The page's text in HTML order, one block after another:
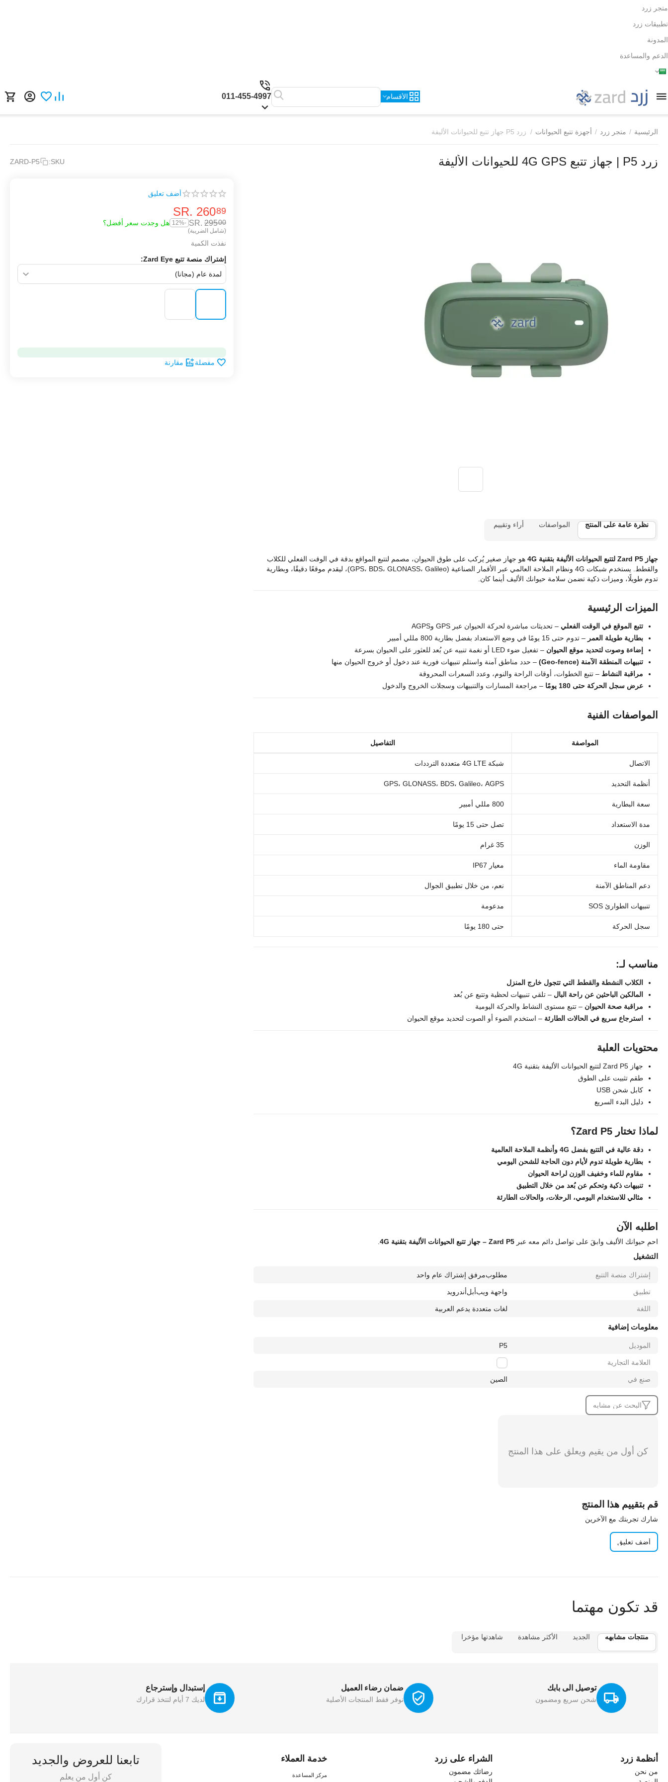
متجر زرد
تطبيقات زرد
المدونة
الدعم والمساعدة
الأقسام 011-455-4997
الرئيسية / متجر زرد / أجهزة تتبع الحيوانات / زرد P5 جهاز تتبع للحيوانات الأليفة
زرد P5 | جهاز تتبع 4G GPS للحيوانات الأليفة SKU:
ZARD-P5
أضف تعليق
SR. 26089
SR. 29500
-12% هل وجدت سعر أفضل؟
(شامل الضريبة)
نفذت الكمية
إشتراك منصة تتبع Zard Eye:
مفضلة مقارنة
نظرة عامة على المنتج المواصفات أراء وتقييم
جهاز Zard P5 لتتبع الحيوانات الأليفة بتقنية 4G
هو جهاز صغير يُركب على طوق الحيوان، مصمم لتتبع المواقع بدقة في الوقت الفعلي للكلاب
والقطط. يستخدم شبكات 4G ونظام الملاحة العالمي عبر الأقمار الصناعية (GPS، BDS، GLONASS، Galileo)، ليقدم موقعًا دقيقًا، وبطارية
تدوم طويلًا، وميزات ذكية تضمن سلامة حيوانك الأليف أينما كان.
الميزات الرئيسية
تتبع الموقع في الوقت الفعلي – تحديثات مباشرة لحركة الحيوان عبر GPS وAGPS
بطارية طويلة العمر – تدوم حتى 15 يومًا في وضع الاستعداد بفضل بطارية 800 مللي أمبير
إضاءة وصوت لتحديد موقع الحيوان – تفعيل ضوء LED أو نغمة تنبيه عن بُعد للعثور على الحيوان بسرعة
تنبيهات المنطقة الآمنة (Geo‑fence)
– حدد مناطق آمنة واستلم تنبيهات فورية عند دخول أو خروج الحيوان منها
مراقبة النشاط – تتبع الخطوات، أوقات الراحة والنوم، وعدد السعرات المحروقة
عرض سجل الحركة حتى 180 يومًا
– مراجعة المسارات والتنبيهات وسجلات الخروج والدخول
المواصفات الفنية
المواصفة التفاصيل
الاتصال شبكة 4G LTE متعددة الترددات
أنظمة التحديد GPS، GLONASS، BDS، Galileo، AGPS
سعة البطارية 800 مللي أمبير
مدة الاستعداد تصل حتى 15 يومًا
الوزن 35 غرام
مقاومة الماء معيار IP67
دعم المناطق الآمنة نعم، من خلال تطبيق الجوال
تنبيهات الطوارئ SOS مدعومة
سجل الحركة حتى 180 يومًا
مناسب لـ:
الكلاب النشطة والقطط التي تتجول خارج المنزل
المالكين الباحثين عن راحة البال – تلقي تنبيهات لحظية وتتبع عن بُعد
مراقبة صحة الحيوان – تتبع مستوى النشاط والحركة اليومية
استرجاع سريع في الحالات الطارئة – استخدم الضوء أو الصوت لتحديد موقع الحيوان
محتويات العلبة
جهاز Zard P5 لتتبع الحيوانات الأليفة بتقنية 4G
طقم تثبيت على الطوق
كابل شحن USB
دليل البدء السريع
لماذا تختار Zard P5؟
دقة عالية في التتبع بفضل 4G وأنظمة الملاحة العالمية
بطارية طويلة تدوم لأيام دون الحاجة للشحن اليومي
مقاوم للماء وخفيف الوزن لراحة الحيوان
تنبيهات ذكية وتحكم عن بُعد من خلال التطبيق
مثالي للاستخدام اليومي، الرحلات، والحالات الطارئة
اطلبه الآن
احمِ حيوانك الأليف وابقَ على تواصل دائم معه عبر Zard P5 – جهاز تتبع الحيوانات الأليفة بتقنية 4G
التشغيل
إشتراك منصة التتبع مطلوبمرفق إشتراك عام واحد
تطبيق واجهة ويبأبلأندرويد
اللغة لغات متعددة يدعم العربية
معلومات إضافية
الموديل P5
العلامة التجارية
صنع في الصين
البحث عن مشابه
كن أول من يقيم ويعلق على هذا المنتج
قم بتقييم هذا المنتج
شارك تجربتك مع الآخرين
أضف تعليق
قد تكون مهتما
منتجات مشابهه الجديد الأكثر مشاهدة شاهدتها مؤخرا
توصيل الى بابك
شحن سريع ومضمون
ضمان رضاء العميل
نوفر فقط المنتجات الأصلية
إستبدال وإسترجاع
لديك 7 أيام لتتخذ قرارك
أنظمة زرد
من نحن
الشراء على زرد
رضائك مضمون
خدمة العملاء
مركز المساعدة
تابعنا للعروض والجديد
كن أول من يعلم